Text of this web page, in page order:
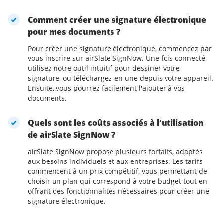
Comment créer une signature électronique
pour mes documents ?
Pour créer une signature électronique, commencez par
vous inscrire sur airSlate SignNow. Une fois connecté,
utilisez notre outil intuitif pour dessiner votre
signature, ou téléchargez-en une depuis votre appareil.
Ensuite, vous pourrez facilement l'ajouter à vos
documents.
Quels sont les coûts associés à l'utilisation
de airSlate SignNow ?
airSlate SignNow propose plusieurs forfaits, adaptés
aux besoins individuels et aux entreprises. Les tarifs
commencent à un prix compétitif, vous permettant de
choisir un plan qui correspond à votre budget tout en
offrant des fonctionnalités nécessaires pour créer une
signature électronique.